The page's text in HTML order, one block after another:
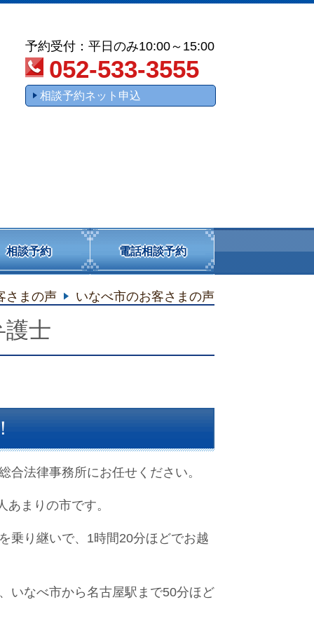
予約受付：平日のみ10:00～15:00
052-533-3555
相談予約ネット申込
相談予約 電話相談予約
さまの声 いなべ市のお客さまの声
士
法律事務所にお任せください。
まりの市です。
乗り継いで、1時間20分ほどでお越
いなべ市から名古屋駅まで50分ほど